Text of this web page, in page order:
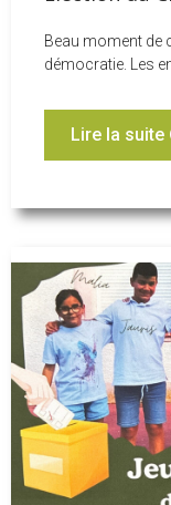
Beau moment de
démocratie. Les
Lire la suite